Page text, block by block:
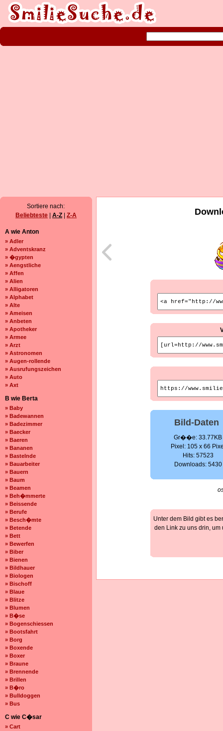
Sortiere nach:
Beliebteste
A-Z Z-A
A wie Anton
» Adler
» Adventskranz
» �gypten
» Aengstliche
» Affen
» Alien
» Alligatoren
» Alphabet
» Alte
» Ameisen
» Anbeten
» Apotheker
» Armee
» Arzt
» Astronomen
» Augen-rollende
» Ausrufungszeichen
» Auto
» Axt
B wie Berta
» Baby
» Badewannen
» Badezimmer
» Baecker
» Baeren
» Bananen
» Bastelnde
» Bauarbeiter
» Bauern
» Baum
» Beamen
» Beh�mmerte
» Beissende
» Berufe
» Besch�mte
» Betende
» Bett
» Bewerfen
» Biber
» Bienen
» Bildhauer
» Biologen
» Bischoff
» Blaue
» Blitze
» Blumen
» B�se
» Bogenschiessen
» Bootsfahrt
» Borg
» Boxende
» Boxer
» Braune
» Brennende
» Brillen
» B�ro
» Bulldoggen
» Bus
C wie C�sar
» Cart
Bild-Daten
Gr��e: 33.77KB
Pixel: 105 x 66
Hits: 57523
Downloads: 5430
Unter dem Bild gibt es
den Link zu uns drin,